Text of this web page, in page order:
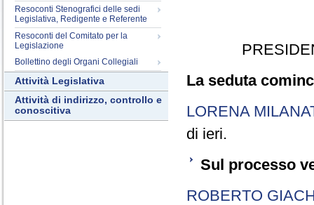
Resoconti Stenografici delle sedi
Legislativa, Redigente e Referente
Resoconti del Comitato per la
Legislazione
Bollettino degli Organi Collegiali
Attività Legislativa
Attività di indirizzo, controllo e
conoscitiva
La seduta
LORENA
di ieri.
Sul processo
ROBERTO